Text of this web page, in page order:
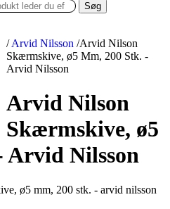
Søg
/ Arvid Nilsson /Arvid Nilson
Skærmskive, ø5 Mm, 200 Stk. -
Arvid Nilsson
Arvid Nilson
Skærmskive, ø5
Arvid Nilsson
ø5 mm, 200 stk. - arvid nilsson